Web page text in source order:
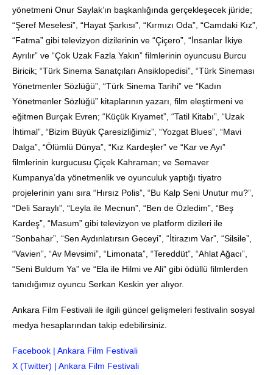
yönetmeni Onur Saylak’ın başkanlığında gerçekleşecek jüride;
“Şeref Meselesi”, “Hayat Şarkısı”, “Kırmızı Oda”, “Camdaki Kız”,
“Fatma” gibi televizyon dizilerinin ve “Çiçero”, “İnsanlar İkiye
Ayrılır” ve “Çok Uzak Fazla Yakın” filmlerinin oyuncusu Burcu
Biricik; “Türk Sinema Sanatçıları Ansiklopedisi”, “Türk Sineması
Yönetmenler Sözlüğü”, “Türk Sinema Tarihi” ve “Kadın
Yönetmenler Sözlüğü” kitaplarının yazarı, film eleştirmeni ve
eğitmen Burçak Evren; “Küçük Kıyamet”, “Tatil Kitabı”, “Uzak
İhtimal”, “Bizim Büyük Çaresizliğimiz”, “Yozgat Blues”, “Mavi
Dalga”, “Ölümlü Dünya”, “Kız Kardeşler” ve “Kar ve Ayı”
filmlerinin kurgucusu Çiçek Kahraman; ve Semaver
Kumpanya’da yönetmenlik ve oyunculuk yaptığı tiyatro
projelerinin yanı sıra “Hırsız Polis”, “Bu Kalp Seni Unutur mu?”,
“Deli Saraylı”, “Leyla ile Mecnun”, “Ben de Özledim”, “Beş
Kardeş”, “Masum” gibi televizyon ve platform dizileri ile
“Sonbahar”, “Sen Aydınlatırsın Geceyi”, “İtirazım Var”, “Silsile”,
“Vavien”, “Av Mevsimi”, “Limonata”, “Tereddüt”, “Ahlat Ağacı”,
“Seni Buldum Ya” ve “Ela ile Hilmi ve Ali” gibi ödüllü filmlerden
tanıdığımız oyuncu Serkan Keskin yer alıyor.
Ankara Film Festivali ile ilgili güncel gelişmeleri festivalin sosyal
medya hesaplarından takip edebilirsiniz.
Facebook | Ankara Film Festivali
X (Twitter) | Ankara Film Festivali